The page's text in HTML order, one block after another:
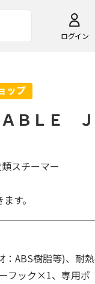
ログイン
ＡＢＬＥ Ｊ
スチーマー
す。
ABS樹脂等)、耐熱
フック×1、専用ポ